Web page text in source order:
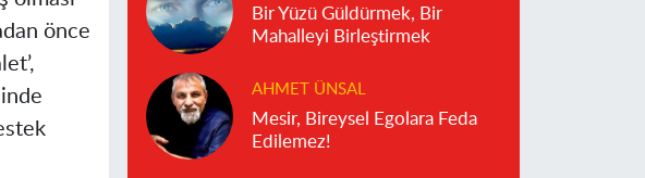
önce
Bir Yüzü Güldürmek, Bir
Mahalleyi Birleştirmek
AHMET ÜNSAL
Mesir, Bireysel Egolara Feda
Edilemez!